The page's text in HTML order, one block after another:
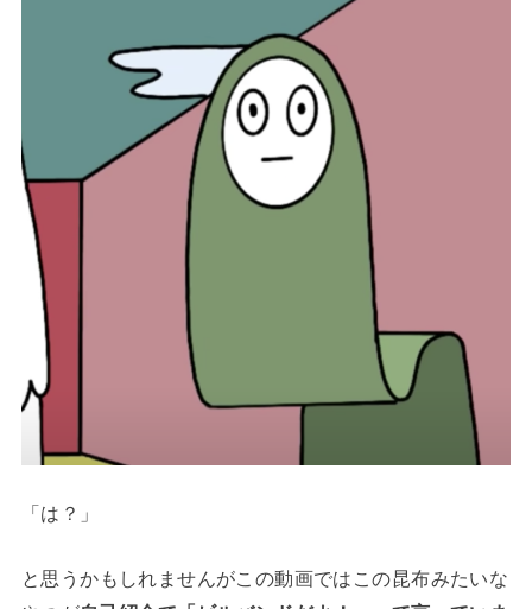
「は？」
と思うかもしれませんがこの動画ではこの昆布みたいな